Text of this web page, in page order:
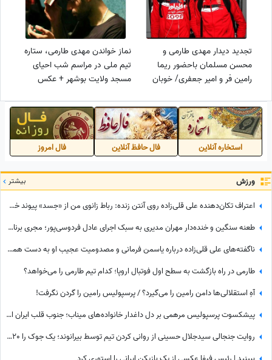
تجدید دیدار مهدی طارمی و
محسن مسلمان باحضور ریما
رامین فر و امیر جعفری/ خوبان
نماز خواندن مهدی طارمی، ستاره
تیم ملی در مراسم شب احیای
مسجد ولایت بوشهر + عکس
استخاره آنلاین فال حافظ آنلاین فال امروز
ورزش بیشتر
اعتراف تکان‌دهنده علی قلی‌زاده روی آنتن زنده: رباط زانوی من از «جسد» پیوند خورده است😮 + ویدئو
طعنه سنگین و خنده‌دار مهران مدیری به سبک اجرای عادل فردوسی‌پور؛ مجری برنامه 360 چه واکنش نشان داد؟
ناگفته‌های علی قلی‌زاده درباره یاسمن فرمانی و مصدومیت عجیب او به دست همسرش! وقتی کری فوتبالی به خانه رسید
طارمی در راه بازگشت به سطح اول فوتبال اروپا؛ کدام تیم طارمی را می‌خواهد؟
آهِ استقلالی‌ها دامن رامین را می‌گیرد؟ / پرسپولیس رامین را گردن نگرفت!
پیشکسوت پرسپولیس مرهمی بر دل داغدار خانواده‌های میناب؛ جنوب قلب ایران است...
روایت جنجالی سیدجلال حسینی از روانی کردن تیم توسط بیرانوند؛ یک جوک را 20 بار تعریف می‌کند و خودش هم می‌خندد😂 + ویدئو